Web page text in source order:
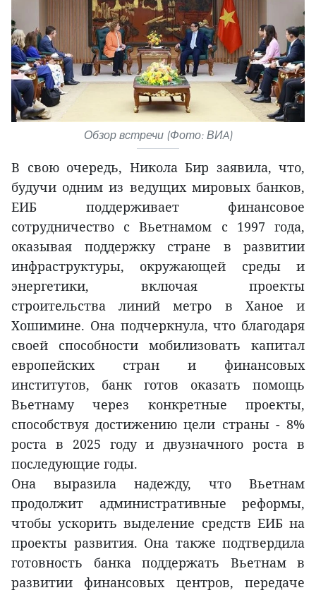
Обзор встречи (Фото: ВИA)
В свою очередь, Никола Бир заявила, что,
будучи одним из ведущих мировых банков,
ЕИБ поддерживает финансовое
сотрудничество с Вьетнамом с 1997 года,
оказывая поддержку стране в развитии
инфраструктуры, окружающей среды и
энергетики, включая проекты
строительства линий метро в Ханое и
Хошимине. Она подчеркнула, что благодаря
своей способности мобилизовать капитал
европейских стран и финансовых
институтов, банк готов оказать помощь
Вьетнаму через конкретные проекты,
способствуя достижению цели страны - 8%
роста в 2025 году и двузначного роста в
последующие годы.
Она выразила надежду, что Вьетнам
продолжит административные реформы,
чтобы ускорить выделение средств ЕИБ на
проекты развития. Она также подтвердила
готовность банка поддержать Вьетнам в
развитии финансовых центров, передаче